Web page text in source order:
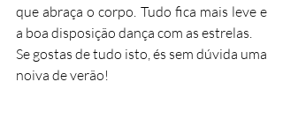
que abraça o corpo. Tudo fica mais leve e
a boa disposição dança com as estrelas.
Se gostas de tudo isto, és sem dúvida uma
noiva de verão!